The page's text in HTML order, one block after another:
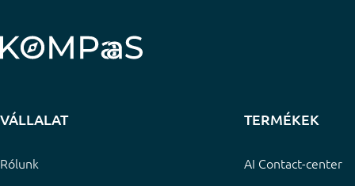
VÁLLALAT
Rólunk
TERMÉKEK
AI Contact-center